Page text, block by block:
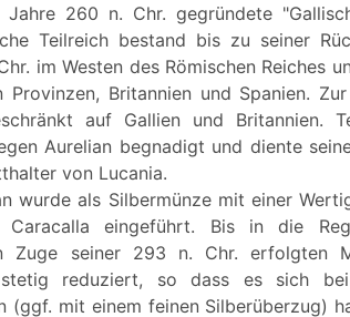
Jahre 260 n. Chr. gegründete
Teilreich bestand bis zu seiner
im Westen des Römischen Reiches
Provinzen, Britannien und Spanien.
auf Gallien und Britannien.
Aurelian begnadigt und diente
von Lucania.
wurde als Silbermünze mit einer
Caracalla eingeführt. Bis in die
Zuge seiner 293 n. Chr. erfolgten
stetig reduziert, so dass es sich
(ggf. mit einem feinen Silberüberzug)